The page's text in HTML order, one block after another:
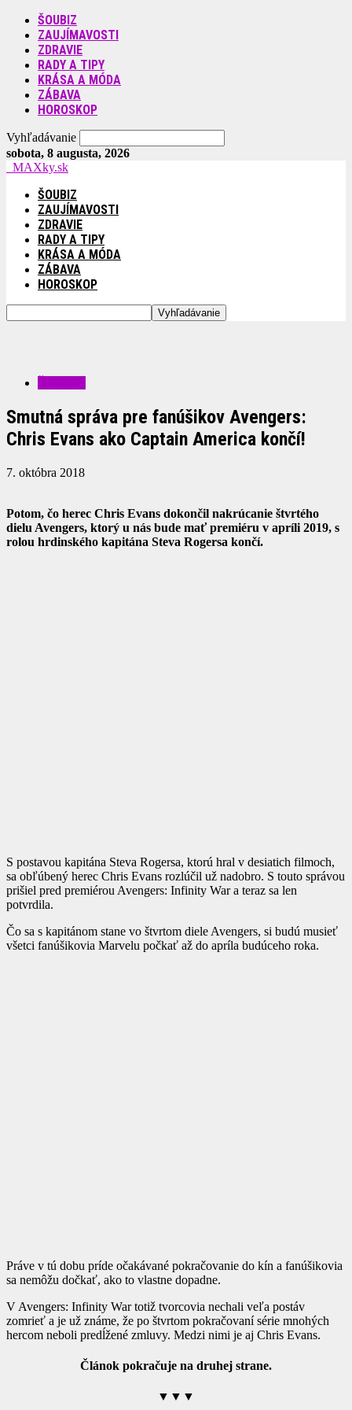
ŠOUBIZ
ZAUJÍMAVOSTI
ZDRAVIE
RADY A TIPY
KRÁSA A MÓDA
ZÁBAVA
HOROSKOP
Vyhľadávanie
sobota, 8 augusta, 2026
MAXky.sk
ŠOUBIZ
ZAUJÍMAVOSTI
ZDRAVIE
RADY A TIPY
KRÁSA A MÓDA
ZÁBAVA
HOROSKOP
Smutná správa pre fanúšikov Avengers:
Chris Evans ako Captain America končí!
7. októbra 2018
Potom, čo herec Chris Evans dokončil nakrúcanie štvrtého
dielu Avengers, ktorý u nás bude mať premiéru v apríli 2019, s
rolou hrdinského kapitána Steva Rogersa končí.
S postavou kapitána Steva Rogersa, ktorú hral v desiatich filmoch,
sa obľúbený herec Chris Evans rozlúčil už nadobro. S touto správou
prišiel pred premiérou Avengers: Infinity War a teraz sa len
potvrdila.
Čo sa s kapitánom stane vo štvrtom diele Avengers, si budú musieť
všetci fanúšikovia Marvelu počkať až do apríla budúceho roka.
Práve v tú dobu príde očakávané pokračovanie do kín a fanúšikovia
sa nemôžu dočkať, ako to vlastne dopadne.
V Avengers: Infinity War totiž tvorcovia nechali veľa postáv
zomrieť a je už známe, že po štvrtom pokračovaní série mnohých
hercom neboli predĺžené zmluvy. Medzi nimi je aj Chris Evans.
Článok pokračuje na druhej strane.
▼▼▼